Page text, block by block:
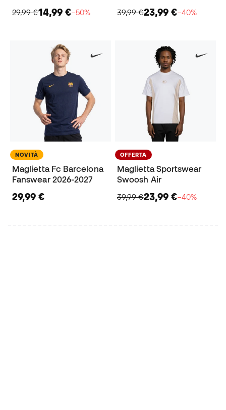
29,99 €14,99 €−50%
39,99 €23,99 €−40%
NOVITÀ
Maglietta Fc Barcelona
Fanswear 2026-2027
29,99 €
OFFERTA
Maglietta Sportswear
Swoosh Air
39,99 €23,99 €−40%